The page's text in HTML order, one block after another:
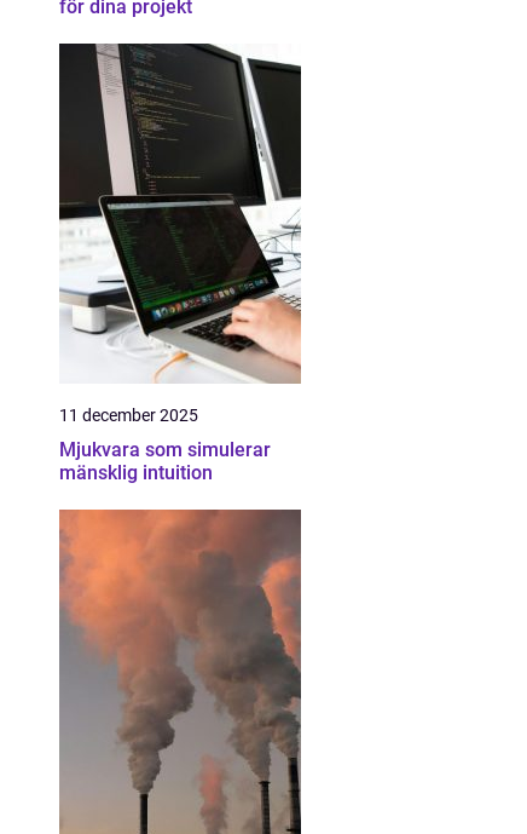
för dina projekt
11 december 2025
Mjukvara som simulerar
mänsklig intuition